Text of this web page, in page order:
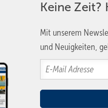
Keine Zeit?
Mit unserem
und Neuigkeiten,